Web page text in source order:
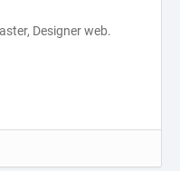
Designer web.